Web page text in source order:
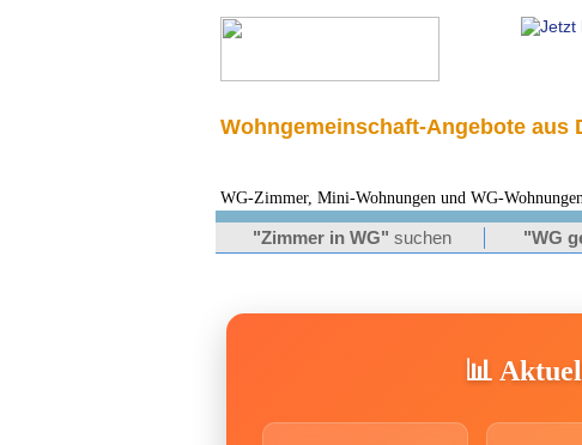
Wohngemeinschaft-Angebote aus
WG-Zimmer, Mini-Wohnungen und WG-
"Zimmer in WG" suchen "WG
📊